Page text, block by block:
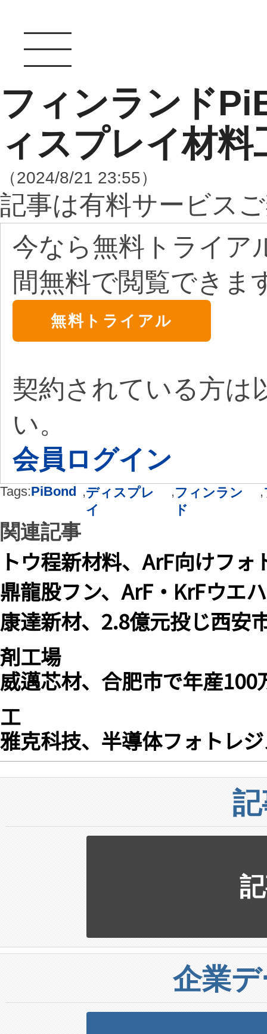
フィンランド
ィスプレイ材
（2024/8/21 23:55）
記事は有料サービス
今なら無料トライア
間無料で閲覧できま
無料トライアル
契約されている方は
い。
会員ログイン
Tags:PiBond ,ディスプレ
イ
,フィンラン
ド
,
関連記事
トウ程新材料、ArF向けフ
鼎龍股フン、ArF・KrFウエ
康達新材、2.8億元投じ西安
剤工場
威邁芯材、合肥市で年産
工
雅克科技、半導体フォトレ
企業